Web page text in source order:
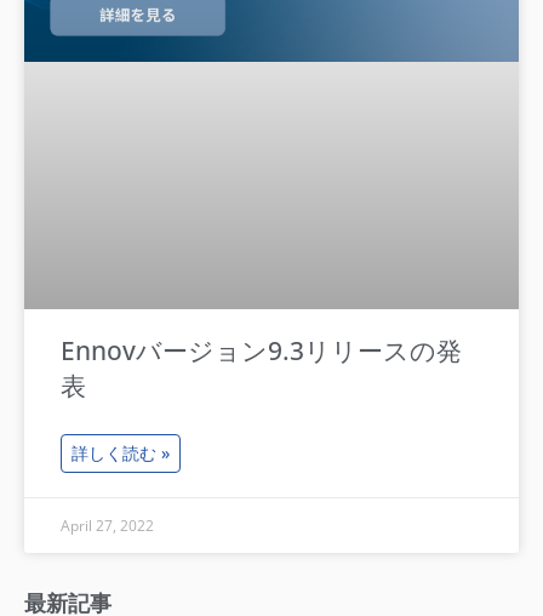
Ennovバージョン9.3リリースの発
表
詳しく読む »
April 27, 2022
最新記事